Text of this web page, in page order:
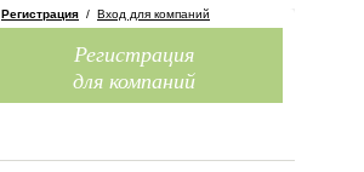
Регистрация / Вход для компаний
Регистрация
для компаний